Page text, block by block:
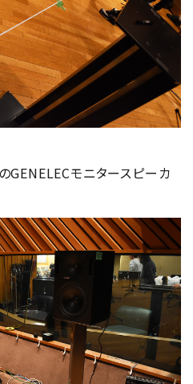
GENELECモニタースピーカ